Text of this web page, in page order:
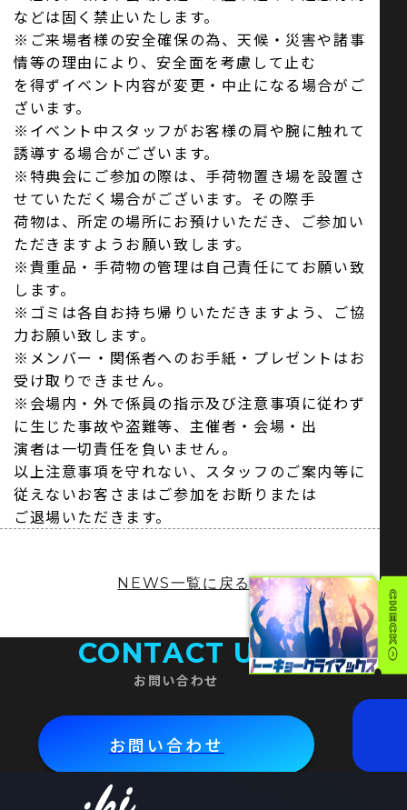
などは固く禁止いたします。
※ご来場者様の安全確保の為、天候・災害や諸事
情等の理由により、安全面を考慮して止む
を得ずイベント内容が変更・中止になる場合がご
ざいます。
※イベント中スタッフがお客様の肩や腕に触れて
誘導する場合がございます。
※特典会にご参加の際は、手荷物置き場を設置さ
せていただく場合がございます。その際手
荷物は、所定の場所にお預けいただき、ご参加い
ただきますようお願い致します。
※貴重品・手荷物の管理は自己責任にてお願い致
します。
※ゴミは各自お持ち帰りいただきますよう、ご協
力お願い致します。
※メンバー・関係者へのお手紙・プレゼントはお
受け取りできません。
※会場内・外で係員の指示及び注意事項に従わず
に生じた事故や盗難等、主催者・会場・出
演者は一切責任を負いません。
以上注意事項を守れない、スタッフのご案内等に
従えないお客さまはご参加をお断りまたは
ご退場いただきます。
NEWS一覧に戻る
CONTACT US
お問い合わせ
お問い合わせ